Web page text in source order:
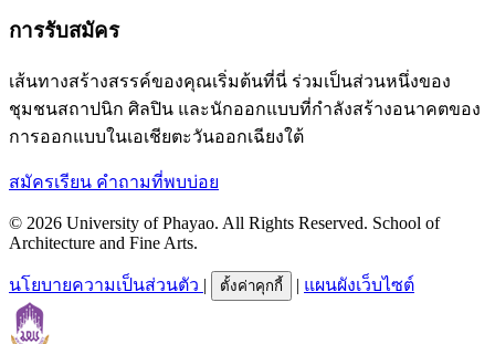
การรับสมัคร
เส้นทางสร้างสรรค์ของคุณเริ่มต้นที่นี่ ร่วมเป็นส่วนหนึ่งของ
ชุมชนสถาปนิก ศิลปิน และนักออกแบบที่กำลังสร้างอนาคตของ
การออกแบบในเอเชียตะวันออกเฉียงใต้
สมัครเรียน คำถามที่พบบ่อย
© 2026 University of Phayao. All Rights Reserved. School of
Architecture and Fine Arts.
นโยบายความเป็นส่วนตัว | ตั้งค่าคุกกี้ | แผนผังเว็บไซต์